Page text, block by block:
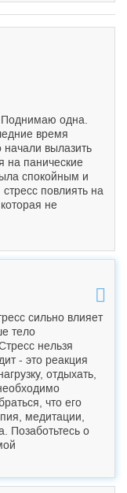
одна.
время
начали вылазить
на панические
спокойным и
повлиять на
не
сильно влияет
тело
нельзя
- это реакция
отдыхать,
что его
медитации,
Позаботьтесь о